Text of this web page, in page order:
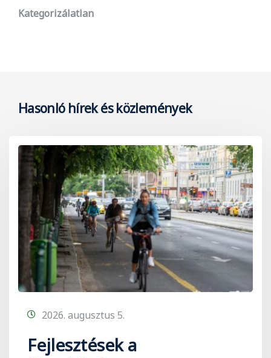
Kategorizálatlan
Hasonló hírek és közlemények
2026. augusztus 5.
Fejlesztések a